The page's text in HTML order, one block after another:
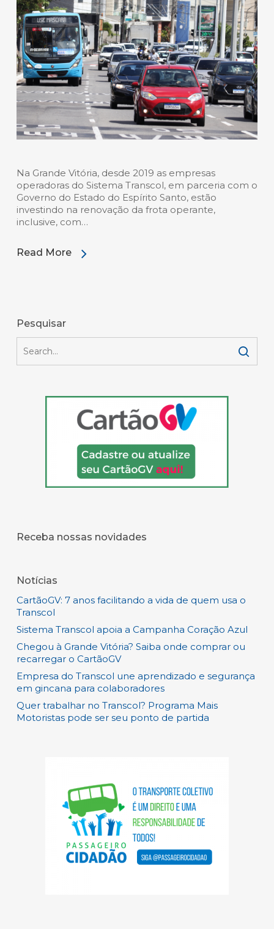
Na Grande Vitória, desde 2019 as empresas
operadoras do Sistema Transcol, em parceria com o
Governo do Estado do Espírito Santo, estão
investindo na renovação da frota operante,
inclusive, com…
Read More
Pesquisar
Receba nossas novidades
Notícias
CartãoGV: 7 anos facilitando a vida de quem usa o
Transcol
Sistema Transcol apoia a Campanha Coração Azul
Chegou à Grande Vitória? Saiba onde comprar ou
recarregar o CartãoGV
Empresa do Transcol une aprendizado e segurança
em gincana para colaboradores
Quer trabalhar no Transcol? Programa Mais
Motoristas pode ser seu ponto de partida